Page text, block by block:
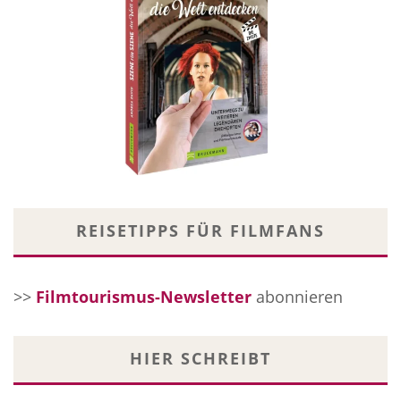
REISETIPPS FÜR FILMFANS
>> Filmtourismus-Newsletter abonnieren
HIER SCHREIBT